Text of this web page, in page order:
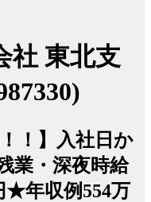
社 東北支
！】入社日か
業・深夜時給
★年収例554万